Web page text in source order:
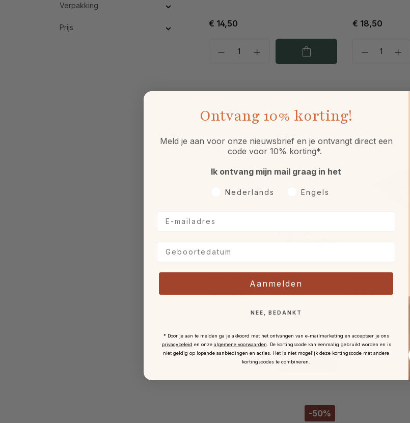
Verpakking
Prijs € 14,50 € 18,50
Likami Gua
-50%
Ontvang 10% korting!
Meld je aan voor onze nieuwsbrief en je ontvangt direct een
code voor 10% korting*.
Ik ontvang mijn mail graag in het
Voorkeurtaal
Nederlands Engels
Aanmelden
NEE, BEDANKT
* Door je aan te melden ga je akkoord met het ontvangen van e-mailmarketing en accepteer je ons
privacybeleid en onze algemene voorwaarden
De kortingscode kan eenmalig gebruikt worden en is
niet geldig op lopende aanbiedingen en acties. Het is niet mogelijk deze kortingscode met andere
kortingscodes te combineren.